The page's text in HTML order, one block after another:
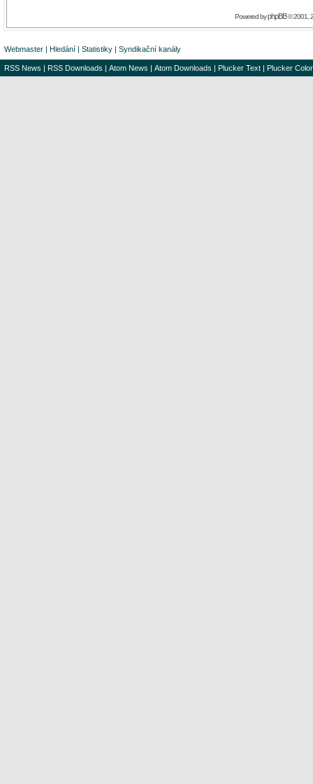
Powered byphpBB© 2001,
Webmaster | Hledání | Statistiky | Syndikační kanály
RSS News | RSS Downloads | Atom News | Atom Downloads | Plucker Text | Plucker Color